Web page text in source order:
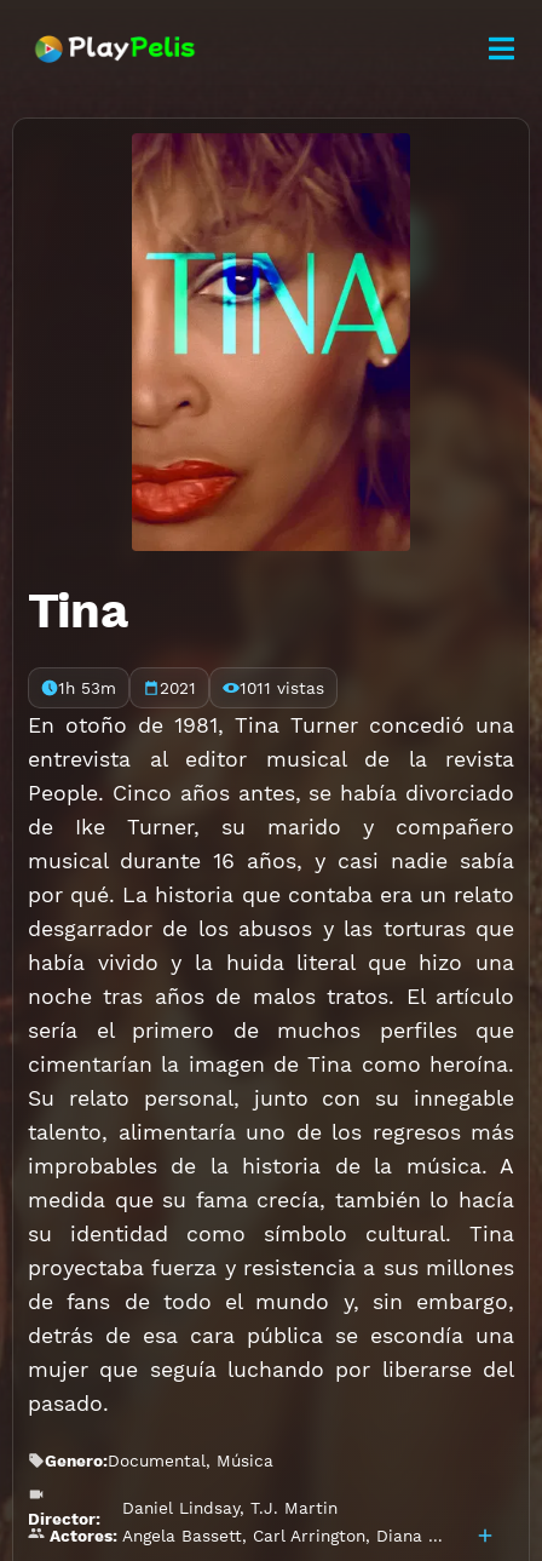
Tina
1h 53m 2021 1011 vistas
En otoño de 1981, Tina Turner concedió una
entrevista al editor musical de la revista
People. Cinco años antes, se había divorciado
de Ike Turner, su marido y compañero
musical durante 16 años, y casi nadie sabía
por qué. La historia que contaba era un relato
desgarrador de los abusos y las torturas que
había vivido y la huida literal que hizo una
noche tras años de malos tratos. El artículo
sería el primero de muchos perfiles que
cimentarían la imagen de Tina como heroína.
Su relato personal, junto con su innegable
talento, alimentaría uno de los regresos más
improbables de la historia de la música. A
medida que su fama crecía, también lo hacía
su identidad como símbolo cultural. Tina
proyectaba fuerza y resistencia a sus millones
de fans de todo el mundo y, sin embargo,
detrás de esa cara pública se escondía una
mujer que seguía luchando por liberarse del
pasado.
Genero:Documental, Música
Director:
Daniel Lindsay, T.J. Martin
Actores: Angela Bassett, Carl Arrington, Diana Ross Erwin